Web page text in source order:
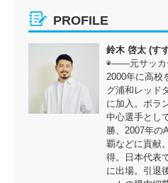
PROFILE
鈴木 啓太 (す
◉――元サッカ
2000年に高校
グ浦和レッド
に加入。ボラ
中心選手とし
勝、2007年の
覇などに貢献
得。日本代表
に出場。引退